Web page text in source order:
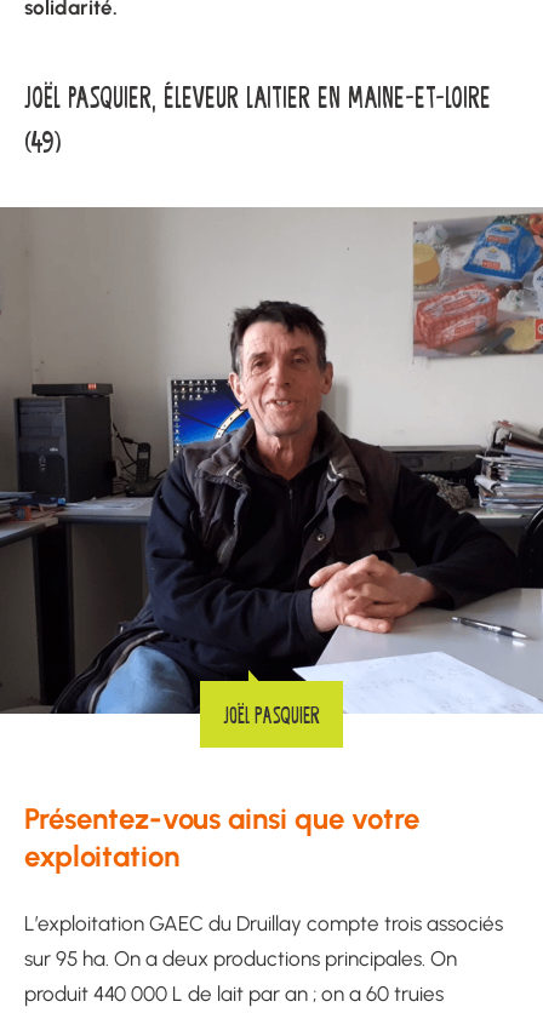
solidarité.
JOËL PASQUIER, ÉLEVEUR LAITIER EN MAINE-ET-LOIRE
(49)
Joël PASQUIER
Présentez-vous ainsi que votre
exploitation
L’exploitation GAEC du Druillay compte trois associés
sur 95 ha. On a deux productions principales. On
produit 440 000 L de lait par an ; on a 60 truies